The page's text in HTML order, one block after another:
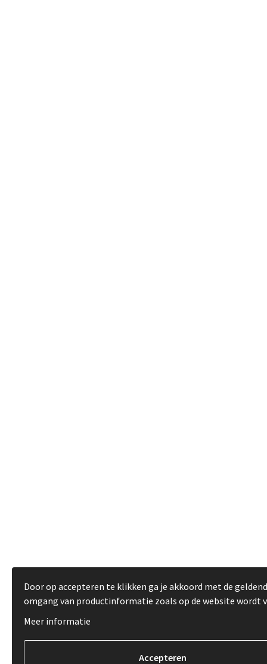
Door op accepteren te klikken ga je akkoord met de
omgang van productinformatie zoals op de website wordt
Meer informatie